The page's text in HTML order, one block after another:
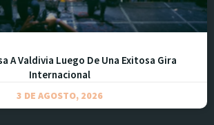
A Valdivia Luego De Una Exitosa Gira
Internacional
3 DE AGOSTO, 2026